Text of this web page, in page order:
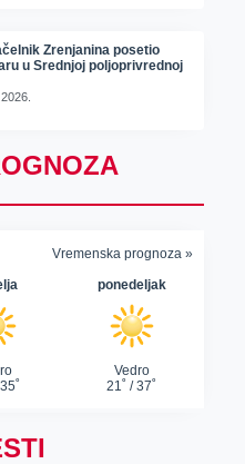
Zrenjanina posetio
u Srednjoj poljoprivrednoj